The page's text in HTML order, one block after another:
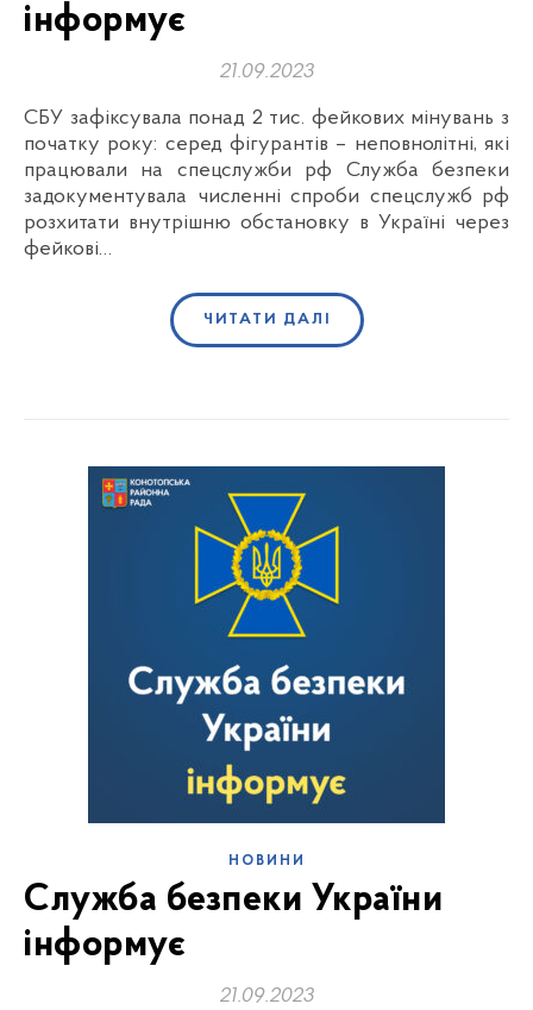
інформує
21.09.2023
СБУ зафіксувала понад 2 тис. фейкових мінувань з
початку року: серед фігурантів – неповнолітні, які
працювали на спецслужби рф Служба безпеки
задокументувала численні спроби спецслужб рф
розхитати внутрішню обстановку в Україні через
фейкові…
ЧИТАТИ ДАЛІ
НОВИНИ
Служба безпеки України
інформує
21.09.2023